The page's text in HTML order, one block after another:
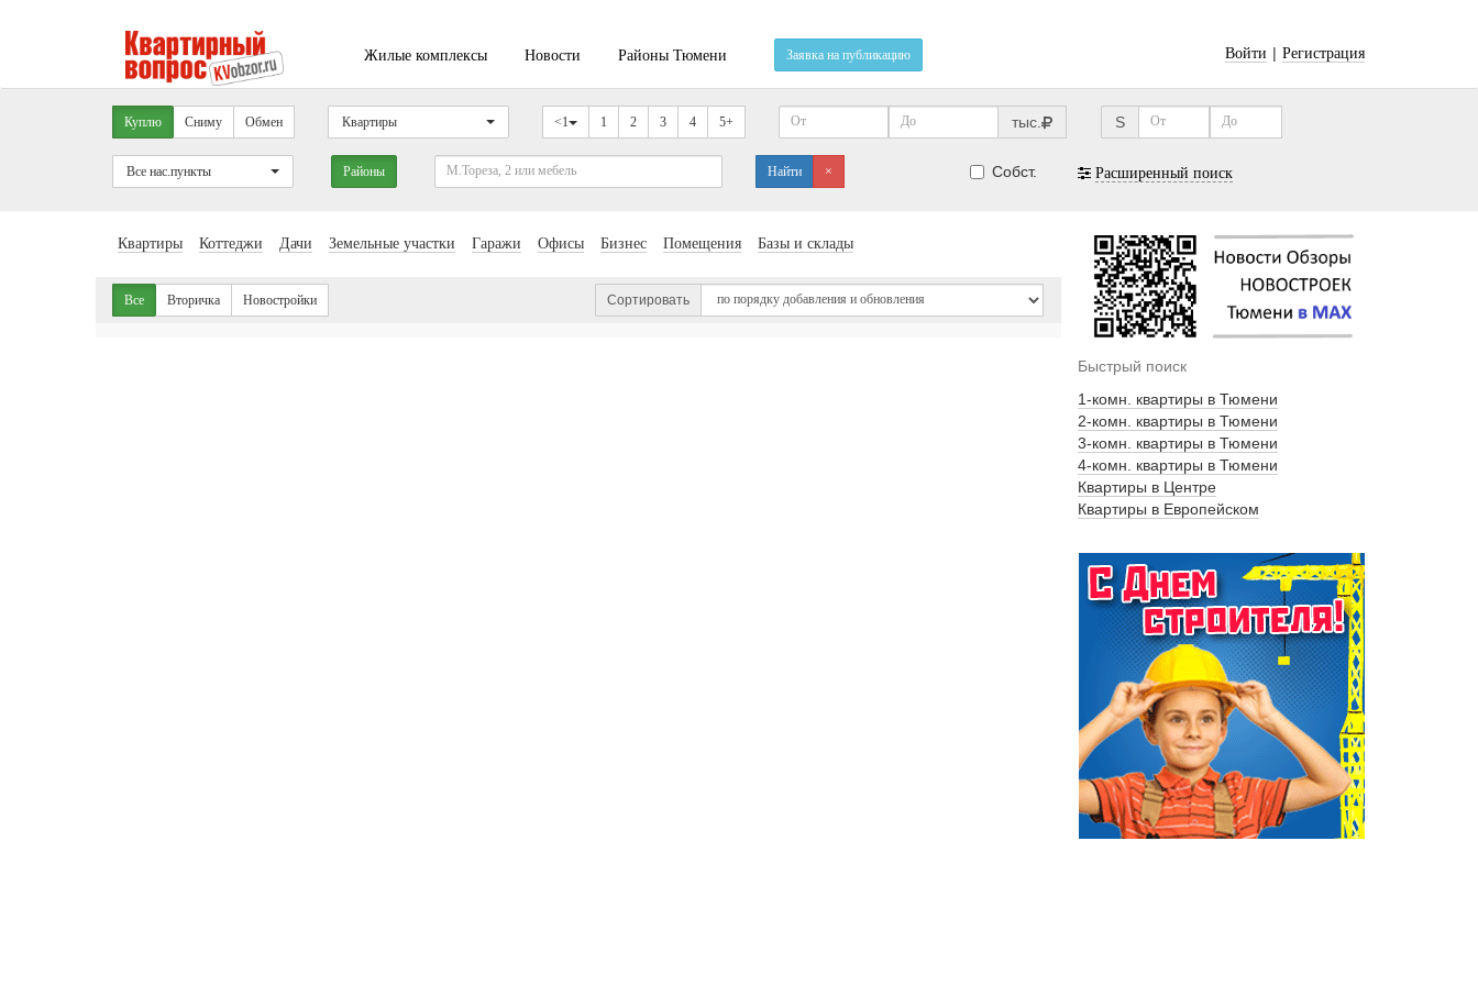
Жилые комплексы Новости Районы Тюмени Заявка на публикацию Войти | Регистрация
Куплю Сниму Обмен Квартиры <1 1 2 3 4 5+ тыс. S
Все нас.пункты Районы Найти × Собст. Расширенный поиск
Квартиры Коттеджи Дачи Земельные участки Гаражи Офисы Бизнес Помещения Базы и склады
Все Вторичка Новостройки Сортировать
Быстрый поиск
1-комн. квартиры в Тюмени
2-комн. квартиры в Тюмени
3-комн. квартиры в Тюмени
4-комн. квартиры в Тюмени
Квартиры в Центре
Квартиры в Европейском